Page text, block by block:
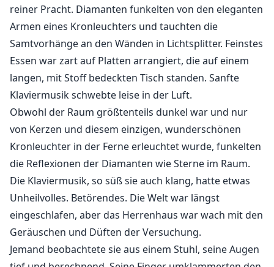
entlangfuhren. Heiße, sanfte Linien wurden auf die
Innenseiten ihrer Schenkel, ihre Brust und ihren Bauch
gezeichnet.
„In welcher Stimmung bist du heute Abend, Cecilia?“
flüsterte einer der Männer in ihr Ohr. Seine Stimme
war glatt, tief und angenehm, während seine Lippen
ihre Haut streiften. „Möchtest du es hart?“
„Du bist zu egoistisch mit ihr“, sagte ein anderer.
Dieser schien jünger zu sein und ruhte hinter ihr, wo
sie sich gegen seine nackte Brust lehnte. Er hob sanft
ihren Kopf unter seinem Kinn und küsste den
Mundwinkel, flüsterte gegen ihre Lippen: „Lass uns
dich hören.“
reiner Pracht. Diamanten funkelten von den eleganten
Armen eines Kronleuchters und tauchten die
Samtvorhänge an den Wänden in Lichtsplitter. Feinstes
Essen war zart auf Platten arrangiert, die auf einem
langen, mit Stoff bedeckten Tisch standen. Sanfte
Klaviermusik schwebte leise in der Luft.
Obwohl der Raum größtenteils dunkel war und nur
von Kerzen und diesem einzigen, wunderschönen
Kronleuchter in der Ferne erleuchtet wurde, funkelten
die Reflexionen der Diamanten wie Sterne im Raum.
Die Klaviermusik, so süß sie auch klang, hatte etwas
Unheilvolles. Betörendes. Die Welt war längst
eingeschlafen, aber das Herrenhaus war wach mit den
Geräuschen und Düften der Versuchung.
Jemand beobachtete sie aus einem Stuhl, seine Augen